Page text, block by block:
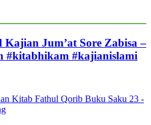
Jum’at Sore Zabisa –
#kitabhikam #kajianislami